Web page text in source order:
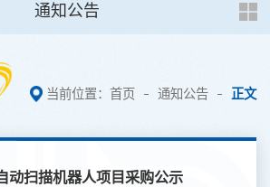
通知公告
当前位置： 首页 通知公告 正文
动扫描机器人项目采购公示